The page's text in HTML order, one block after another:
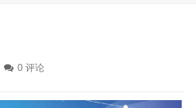
0 评论